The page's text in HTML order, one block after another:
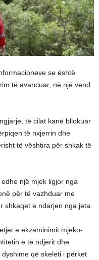
se është
të avancuar, në një vend
të cilat kanë bllokuar
të nxjerrin dhe
të vështira për shkak të
një mjek ligjor nga
për të vazhduar me
shkaqet e ndarjen nga jeta.
e ekzaminimit mjeko-
e të ndjerit dhe
që skeleti i përket